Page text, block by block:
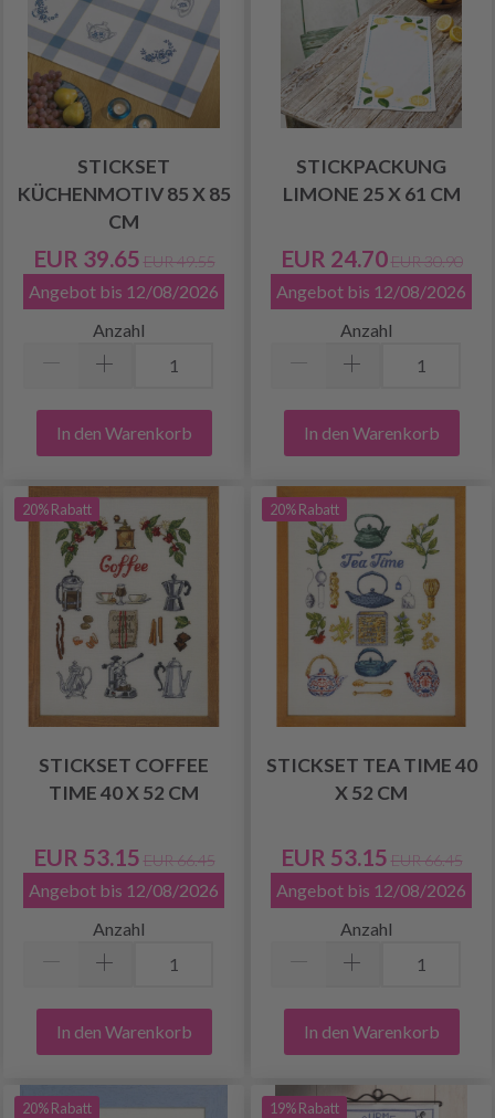
STICKSET
KÜCHENMOTIV 85 X 85
CM
EUR 39.65 EUR 49.55
Angebot bis 12/08/2026
Anzahl
In den Warenkorb
STICKPACKUNG
LIMONE 25 X 61 CM
EUR 24.70 EUR 30.90
Angebot bis 12/08/2026
Anzahl
In den Warenkorb
20% Rabatt
STICKSET COFFEE
TIME 40 X 52 CM
EUR 53.15 EUR 66.45
Angebot bis 12/08/2026
Anzahl
In den Warenkorb
20% Rabatt
STICKSET TEA TIME 40
X 52 CM
EUR 53.15 EUR 66.45
Angebot bis 12/08/2026
Anzahl
In den Warenkorb
20% Rabatt 19% Rabatt